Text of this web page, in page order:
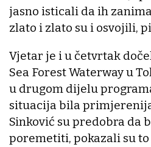
jasno isticali da ih
zlato i zlato su i osvojili,
Vjetar je i u četvrtak
Sea Forest Waterway u
u drugom dijelu
situacija bila
Sinković su predobra da
poremetiti, pokazali su